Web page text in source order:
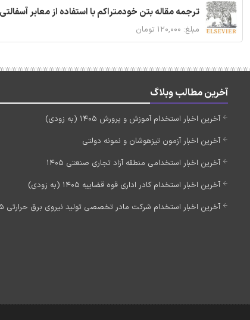
ترجمه مقاله بتن خودمتراکم با استفاده از معابر
مبلغ: ۱۲۰,۰۰۰ تومان
آخرین مطالب وبلاگ
آخرین اخبار استخدام آموزش و پرورش 1405 (به زودی)
آخرین اخبار آزمون تیزهوشان و نمونه دولتی
آخرین اخبار استخدامی منطقه آزاد تجاری صنعتی 1405
آخرین اخبار استخدام کادر اداری قوه قضاییه 1405 (به زودی)
آخرین اخبار استخدام شرکت مادر تخصصی تولید نیروی برق حرارتی 1405 (استخدام جدید)